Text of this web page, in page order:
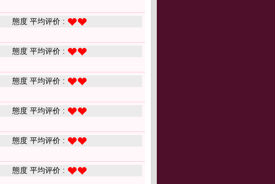
態度 平均评价 :
態度 平均评价 :
態度 平均评价 :
態度 平均评价 :
態度 平均评价 :
態度 平均评价 :